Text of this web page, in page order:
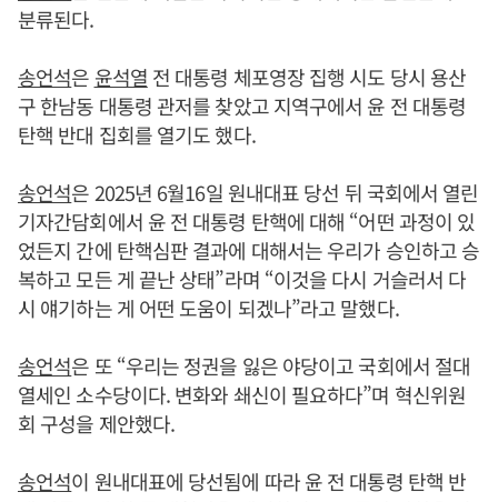
분류된다.
송언석은 윤석열 전 대통령 체포영장 집행 시도 당시 용산
구 한남동 대통령 관저를 찾았고 지역구에서 윤 전 대통령
탄핵 반대 집회를 열기도 했다.
송언석은 2025년 6월16일 원내대표 당선 뒤 국회에서 열린
기자간담회에서 윤 전 대통령 탄핵에 대해 “어떤 과정이 있
었든지 간에 탄핵심판 결과에 대해서는 우리가 승인하고 승
복하고 모든 게 끝난 상태”라며 “이것을 다시 거슬러서 다
시 얘기하는 게 어떤 도움이 되겠나”라고 말했다.
송언석은 또 “우리는 정권을 잃은 야당이고 국회에서 절대
열세인 소수당이다. 변화와 쇄신이 필요하다”며 혁신위원
회 구성을 제안했다.
송언석이 원내대표에 당선됨에 따라 윤 전 대통령 탄핵 반